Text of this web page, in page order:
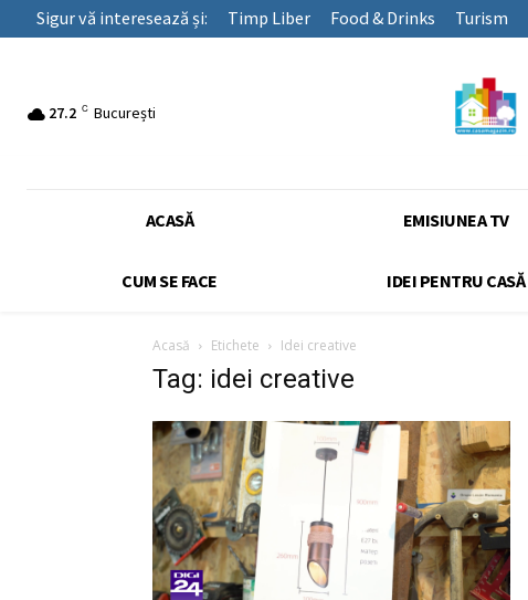
Sigur vă interesează și: Timp Liber Food & Drinks Turism
27.2 C București
ACASĂ EMISIUNEA TV
CUM SE FACE IDEI PENTRU CASĂ
Acasă Etichete Idei creative
Tag: idei creative